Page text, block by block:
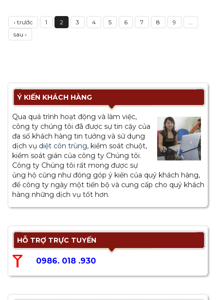
‹ trước 1 2 3 4 5 6 7 8 9
…
sau ›
Ý KIẾN KHÁCH HÀNG
Qua quá trình hoạt động và làm việc,
công ty chúng tôi đã được sự tin cậy của
đa số khách hàng tin tưởng và sử dụng
dịch vụ diệt côn trùng, kiểm soát chuột,
kiểm soát gián của công ty Chúng tôi.
Công ty Chúng tôi rất mong được sự
ủng hộ cũng như đóng góp ý kiến của quý khách hàng,
để công ty ngày một tiến bộ và cung cấp cho quý khách
hàng những dịch vụ tốt hơn.
HỖ TRỢ TRỰC TUYẾN
0986. 018 .930